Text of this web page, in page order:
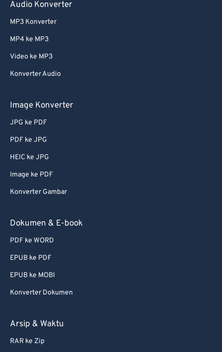
Audio Konverter
MP3 Konverter
MP4 ke MP3
Video ke MP3
Konverter Audio
Image Konverter
JPG ke PDF
PDF ke JPG
HEIC ke JPG
Image ke PDF
Konverter Gambar
Dokumen & E-book
PDF ke WORD
EPUB ke PDF
EPUB ke MOBI
Konverter Dokumen
Arsip & Waktu
RAR ke Zip